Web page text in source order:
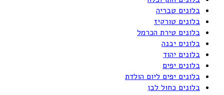
בלונים טבריה
בלונים טורקיז
בלונים טירת הכרמל
בלונים יבנה
בלונים יהוד
בלונים יפים
בלונים יפים ליום הולדת
בלונים כחול לבן